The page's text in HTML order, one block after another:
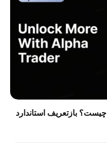
آلفا تریدر MEXC Alpha Trader چیست؟ بازتعریف استاندارد